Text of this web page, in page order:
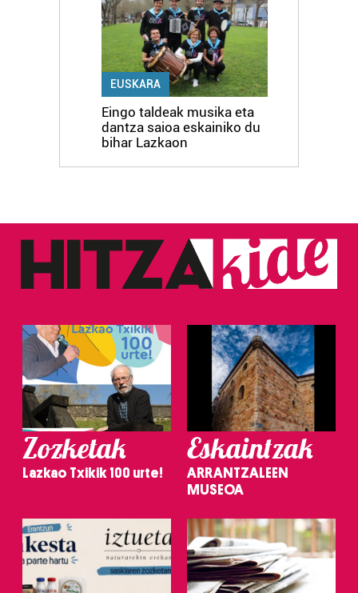
EUSKARA
Eingo taldeak musika eta
dantza saioa eskainiko du
bihar Lazkaon
Zozketak
Lazkao Txikik 100 urte!
Eskaintzak
ARRANTZALEEN
MUSEOA